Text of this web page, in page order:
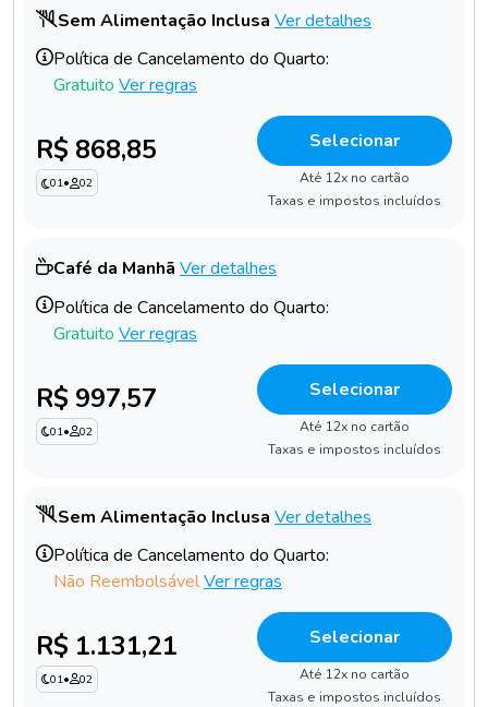
Sem Alimentação Inclusa Ver detalhes
Política de Cancelamento do Quarto:
Gratuito Ver regras
R$ 868,85
01• 02
Selecionar
Até 12x no cartão
Taxas e impostos incluídos
Café da Manhã Ver detalhes
Política de Cancelamento do Quarto:
Gratuito Ver regras
R$ 997,57
01• 02
Selecionar
Até 12x no cartão
Taxas e impostos incluídos
Sem Alimentação Inclusa Ver detalhes
Política de Cancelamento do Quarto:
Não ReembolsávelVer regras
R$ 1.131,21
01• 02
Selecionar
Até 12x no cartão
Taxas e impostos incluídos